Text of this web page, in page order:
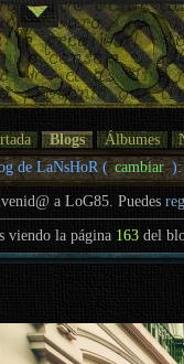
Blogs Álbumes
de LaNsHoR ( cambiar ):
a LoG85. Puedes
viendo la página 163 del